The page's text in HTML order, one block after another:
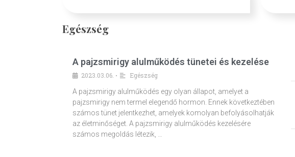
Egészség
A pajzsmirigy alulműködés tünetei és kezelése
2023.03.06. •
Egészség
A pajzsmirigy alulműködés egy olyan állapot, amelyet a
pajzsmirigy nem termel elegendő hormon. Ennek következtében
számos tünet jelentkezhet, amelyek komolyan befolyásolhatják
az életminőséget. A pajzsmirigy alulműködés kezelésére
számos megoldás létezik, …